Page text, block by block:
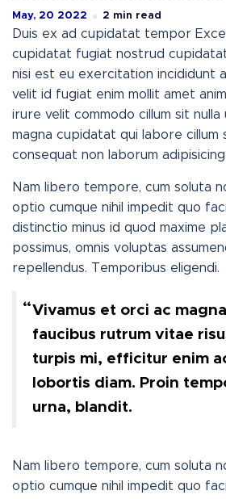
May, 20 2022 2 min read
Duis ex ad cupidatat tempor
cupidatat fugiat nostrud
nisi est eu exercitation incididunt
velit id fugiat enim mollit amet
irure velit commodo cillum sit nulla
magna cupidatat qui labore cillum
consequat non laborum
Nam libero tempore, cum soluta
optio cumque nihil impedit quo
distinctio minus id quod maxime
possimus, omnis voluptas
repellendus. Temporibus eligendi.
Vivamus et orci ac
faucibus rutrum vitae
turpis mi, efficitur enim
lobortis diam. Proin
urna, blandit.
Nam libero tempore, cum soluta
optio cumque nihil impedit quo